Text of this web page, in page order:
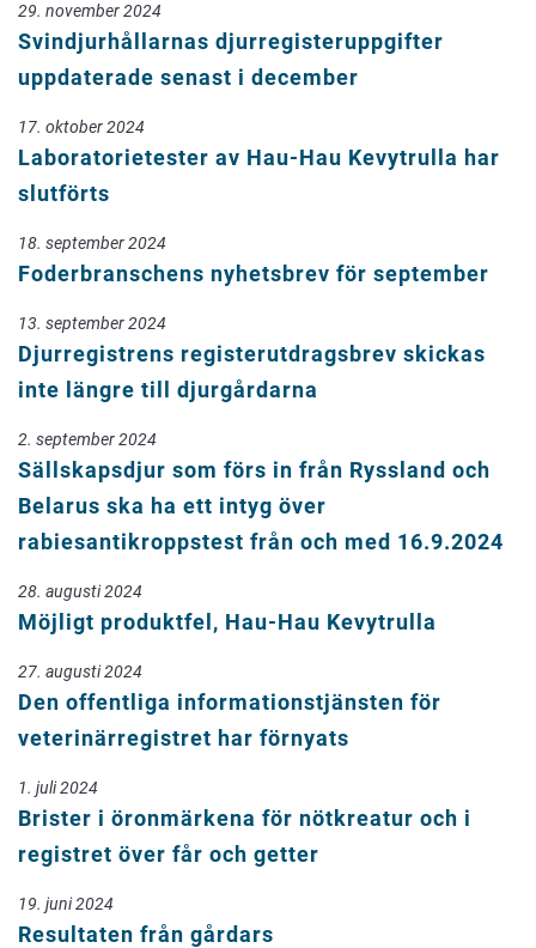
29. november 2024
Svindjurhållarnas djurregisteruppgifter
uppdaterade senast i december
17. oktober 2024
Laboratorietester av Hau-Hau Kevytrulla har
slutförts
18. september 2024
Foderbranschens nyhetsbrev för september
13. september 2024
Djurregistrens registerutdragsbrev skickas
inte längre till djurgårdarna
2. september 2024
Sällskapsdjur som förs in från Ryssland och
Belarus ska ha ett intyg över
rabiesantikroppstest från och med 16.9.2024
28. augusti 2024
Möjligt produktfel, Hau-Hau Kevytrulla
27. augusti 2024
Den offentliga informationstjänsten för
veterinärregistret har förnyats
1. juli 2024
Brister i öronmärkena för nötkreatur och i
registret över får och getter
19. juni 2024
Resultaten från gårdars